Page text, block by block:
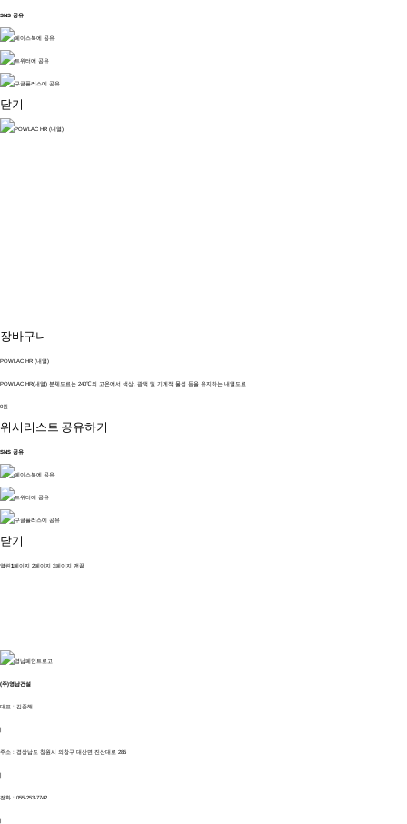
SNS 공유
닫기
장바구니
POWLAC HR (내열)
POWLAC HR(내열) 분체도료는 240℃의 고온에서 색상, 광택 및 기계적 물성 등을 유지하는 내열도료
0원
위시리스트 공유하기
SNS 공유
닫기
열린1페이지 2페이지 3페이지 맨끝
(주)영남건설
대표 : 김종해
|
주소 : 경상남도 창원시 의창구 대산면 진산대로 285
|
전화 : 055-253-7742
|